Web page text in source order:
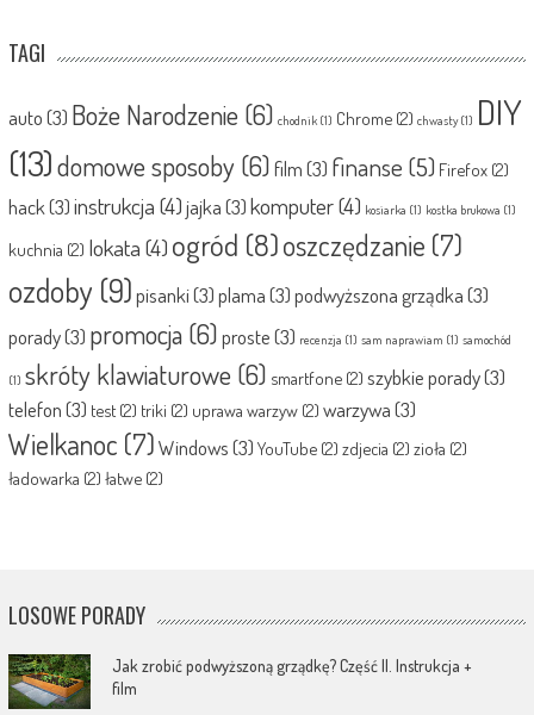
TAGI
auto(3) Boże Narodzenie (6) chodnik(1) Chrome(2) chwasty(1) DIY
(13)domowe sposoby (6)film(3) finanse (5) Firefox(2)
hack(3)instrukcja (4)jajka(3)komputer(4) kosiarka (1) kostka brukowa (1)
kuchnia (2) lokata (4) ogród (8)oszczędzanie (7)
ozdoby (9)pisanki(3)plama(3)podwyższona grządka(3)
porady(3) promocja(6)proste(3) recenzja (1) sam naprawiam (1) samochód
(1) skróty klawiaturowe (6) smartfone(2) szybkie porady(3)
telefon(3) test(2) triki (2) uprawa warzyw(2) warzywa(3)
Wielkanoc (7)Windows(3) YouTube(2) zdjecia (2) zioła (2)
ładowarka (2) łatwe(2)
LOSOWE PORADY
Jak zrobić podwyższoną grządkę? Część II. Instrukcja +
film